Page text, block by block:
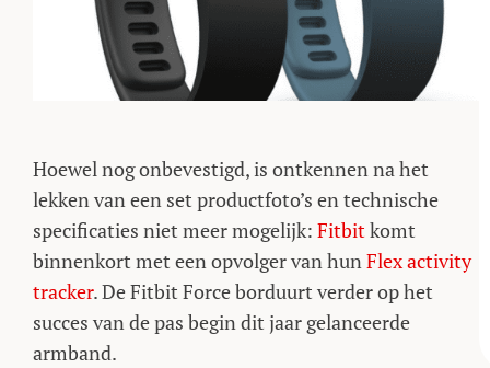
Hoewel nog onbevestigd, is ontkennen na het
lekken van een set productfoto’s en technische
specificaties niet meer mogelijk: Fitbitkomt
binnenkort met een opvolger van hunFlex activity
tracker. De Fitbit Force borduurt verder op het
succes van de pas begin dit jaar gelanceerde
armband.